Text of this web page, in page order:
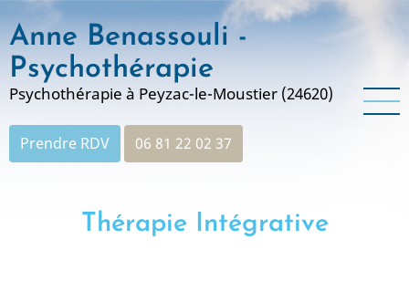
au
contenu
principal
Anne Benassouli -
Psychothérapie
Psychothérapie à Peyzac-le-Moustier (24620)
Prendre RDV 06 81 22 02 37
Thérapie Intégrative